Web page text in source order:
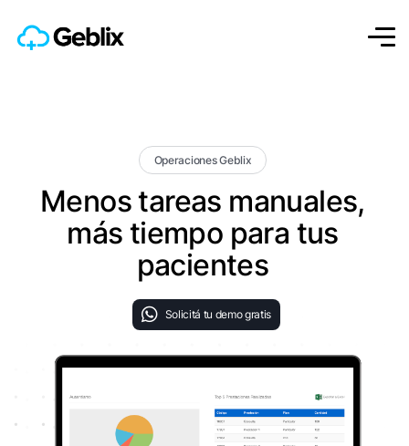
Operaciones Geblix
Menos tareas manuales,
más tiempo para tus
pacientes
Solicitá tu demo gratis